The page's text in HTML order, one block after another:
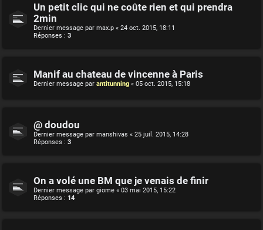
Un petit clic qui ne coûte rien et qui prendra
2min
Dernier message par max.p « 24 oct. 2015, 18:11
Réponses : 3
Manif au chateau de vincenne à Paris
Dernier message par antitunning « 05 oct. 2015, 15:18
@ doudou
Dernier message par manshivas « 25 juil. 2015, 14:28
Réponses : 3
On a volé une BM que je venais de finir
Dernier message par giome « 03 mai 2015, 15:22
Réponses : 14